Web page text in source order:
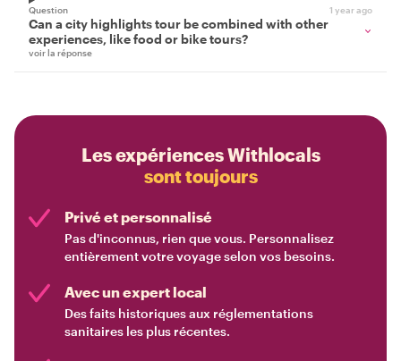
Question 1 year ago
Can a city highlights tour be combined with other
experiences, like food or bike tours?
voir la réponse
Les expériences Withlocals
sont toujours
Privé et personnalisé
Pas d'inconnus, rien que vous. Personnalisez
entièrement votre voyage selon vos besoins.
Avec un expert local
Des faits historiques aux réglementations
sanitaires les plus récentes.